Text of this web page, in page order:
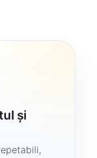
și